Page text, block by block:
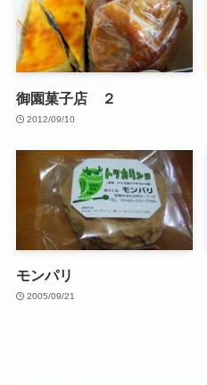
御園菓子店 ２
2012/09/10
モンパリ
2005/09/21